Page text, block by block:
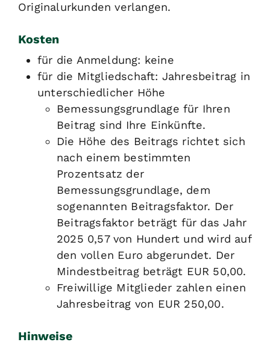
Originalurkunden verlangen.
Kosten
für die Anmeldung: keine
für die Mitgliedschaft: Jahresbeitrag in
unterschiedlicher Höhe
Bemessungsgrundlage für Ihren
Beitrag sind Ihre Einkünfte.
Die Höhe des Beitrags richtet sich
nach einem bestimmten
Prozentsatz der
Bemessungsgrundlage, dem
sogenannten Beitragsfaktor. Der
Beitragsfaktor beträgt für das Jahr
2025 0,57 von Hundert und wird auf
den vollen Euro abgerundet. Der
Mindestbeitrag beträgt EUR 50,00.
Freiwillige Mitglieder zahlen einen
Jahresbeitrag von EUR 250,00.
Hinweise